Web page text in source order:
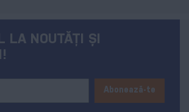
LA NOUTĂȚI ȘI
Abonează-te